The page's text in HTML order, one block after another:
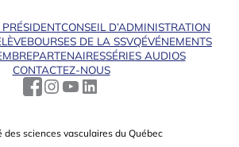
CONSEIL D’ADMINISTRATION
BOURSES DE LA SSVQÉVÉNEMENTS
PARTENAIRESSÉRIES AUDIOS
CONTACTEZ-NOUS
des sciences vasculaires du Québec